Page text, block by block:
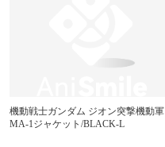
機動戦士ガンダム ジオン突撃機動軍
MA-1ジャケット/BLACK-L